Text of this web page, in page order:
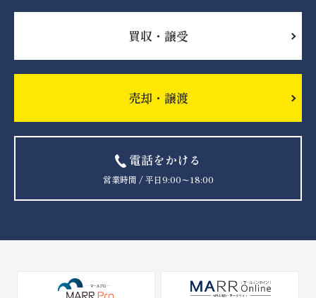
買収・譲受
売却・譲渡
電話をかける
営業時間 / 平日9:00〜18:00